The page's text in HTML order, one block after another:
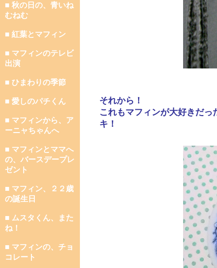
■ 秋の日の、青いね
むねむ
■ 紅葉とマフィン
■ マフィンのテレビ
出演
■ ひまわりの季節
■ 愛しのパチくん
■ マフィンから、ア
ーニャちゃんへ
■ マフィンとママへ
の、バースデープレ
ゼント
■ マフィン、２２歳
の誕生日
■ ムスタくん、また
ね！
■ マフィンの、チョ
コレート
それから！
これもマフィンが大好きだ
キ！